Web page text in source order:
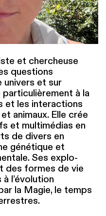
et chercheuse
questions
univers et sur
par­ti­c­ulière­ment à la
et les inter­ac­tions
animaux. Elle crée
et multimédias en
de divers en
génétique et
Ses explo­
des formes de vie
l’évolution
la Magie, le temps